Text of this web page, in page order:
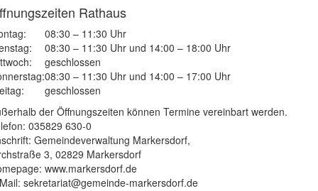
Rathaus
08:30 – 11:30 Uhr
08:30 – 11:30 Uhr und 14:00 – 18:00 Uhr
geschlossen
08:30 – 11:30 Uhr und 14:00 – 17:00 Uhr
geschlossen
der Öffnungszeiten können Termine vereinbart werden.
035829 630-0
Gemeindeverwaltung Markersdorf,
3, 02829 Markersdorf
www.markersdorf.de
sekretariat@gemeinde-markersdorf.de